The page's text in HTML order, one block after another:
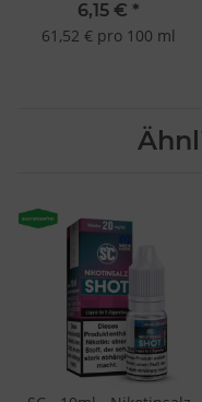
Geschmacksrichtungen
Dunkler Tabak 12mg
6,15 € *
61,52 € pro 100 ml